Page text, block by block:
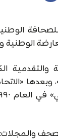
للصحافة
الوطنية
والمجلات: